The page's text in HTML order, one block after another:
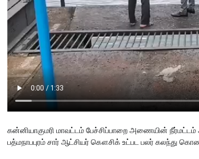
கன்னியாகுமரி மாவட்டம் பேச்சிப்பாறை அணையின்
பத்மநாபபுரம் சார் ஆட்சியர் கௌசிக் உட்பட பலர் கலந்து